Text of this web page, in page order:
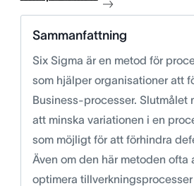
Sammanfattning
Six Sigma är en metod för
som hjälper organisationer att
Business-processer. Slutmålet
att minska variationen i en
som möjligt för att förhindra
Även om den här metoden ofta
optimera